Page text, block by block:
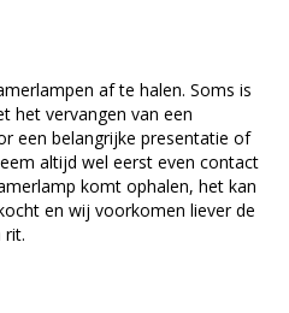
af te halen. Soms is
het vervangen van een
een belangrijke presentatie of
altijd wel eerst even contact
komt ophalen, het kan
en wij voorkomen liever de
rit.